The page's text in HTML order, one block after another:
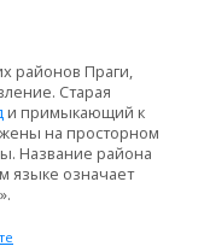
районов Праги,
Старая
и примыкающий к
на просторном
Название района
языке означает